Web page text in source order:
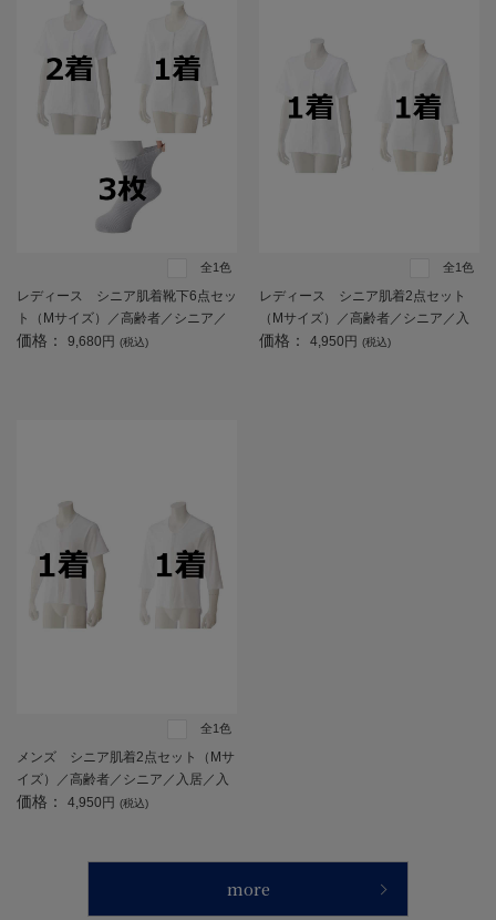
全1色
レディース シニア肌着靴下6点セッ
ト（Mサイズ）／高齢者／シニア／
入居／入所／介護／生活用品／前開
価格： 9,680円 (税込)
全1色
レディース シニア肌着2点セット
（Mサイズ）／高齢者／シニア／入
居／入所／介護／生活用品／前開き
価格： 4,950円 (税込)
全1色
メンズ シニア肌着2点セット（Mサ
イズ）／高齢者／シニア／入居／入
所／介護／生活用品／前開き／施設
価格： 4,950円 (税込)
more